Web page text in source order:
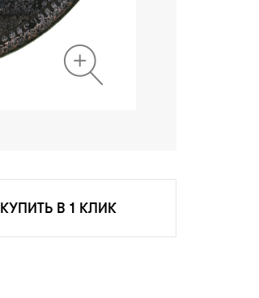
КУПИТЬ В 1 КЛИК